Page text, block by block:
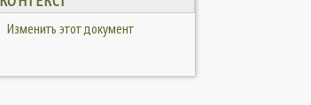
Изменить этот документ